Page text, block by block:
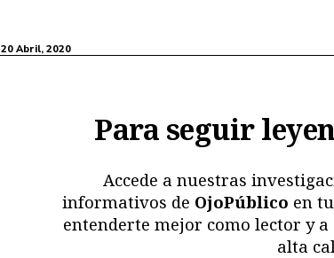
20 Abril, 2020
Para seguir
Accede a nuestras
informativos de OjoPúblico en
entenderte mejor como lector y
alta